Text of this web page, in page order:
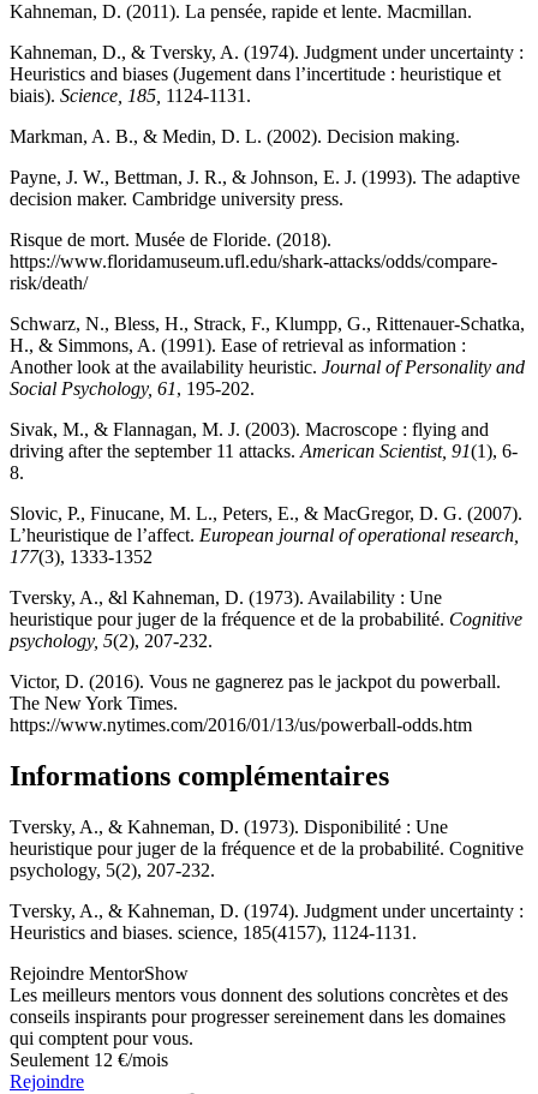
Kahneman, D. (2011). La pensée, rapide et lente. Macmillan.
Kahneman, D., & Tversky, A. (1974). Judgment under uncertainty :
Heuristics and biases (Jugement dans l’incertitude : heuristique et
biais). Science, 185, 1124-1131.
Markman, A. B., & Medin, D. L. (2002). Decision making.
Payne, J. W., Bettman, J. R., & Johnson, E. J. (1993). The adaptive
decision maker. Cambridge university press.
Risque de mort. Musée de Floride. (2018).
https://www.floridamuseum.ufl.edu/shark-attacks/odds/compare-
risk/death/
Schwarz, N., Bless, H., Strack, F., Klumpp, G., Rittenauer-Schatka,
H., & Simmons, A. (1991). Ease of retrieval as information :
Another look at the availability heuristic. Journal of Personality and
Social Psychology, 61, 195-202.
Sivak, M., & Flannagan, M. J. (2003). Macroscope : flying and
driving after the september 11 attacks.American Scientist, 91(1), 6-
8.
Slovic, P., Finucane, M. L., Peters, E., & MacGregor, D. G. (2007).
L’heuristique de l’affect. European journal of operational research,
177(3), 1333-1352
Tversky, A., &l Kahneman, D. (1973). Availability : Une
heuristique pour juger de la fréquence et de la probabilité. Cognitive
psychology, 5(2), 207-232.
Victor, D. (2016). Vous ne gagnerez pas le jackpot du powerball.
The New York Times.
https://www.nytimes.com/2016/01/13/us/powerball-odds.htm
Informations complémentaires
Tversky, A., & Kahneman, D. (1973). Disponibilité : Une
heuristique pour juger de la fréquence et de la probabilité. Cognitive
psychology, 5(2), 207-232.
Tversky, A., & Kahneman, D. (1974). Judgment under uncertainty :
Heuristics and biases. science, 185(4157), 1124-1131.
Rejoindre MentorShow
Les meilleurs mentors vous donnent des solutions concrètes et des
conseils inspirants pour progresser sereinement dans les domaines
qui comptent pour vous.
Seulement 12 €/mois
Rejoindre